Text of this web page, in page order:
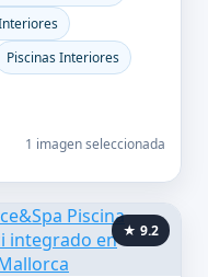
Piscinas Interiores
1 imagen seleccionada
★ 9.2